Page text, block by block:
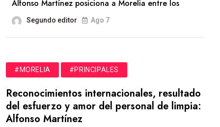
Alfonso Martínez posiciona a Morelia entre los
Segundo editor Ago 7
#MORELIA #PRINCIPALES
Reconocimientos internacionales, resultado
del esfuerzo y amor del personal de limpia:
Alfonso Martínez